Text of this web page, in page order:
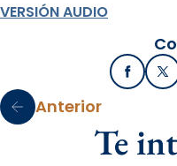
VERSIÓN AUDIO
X
Anterior
Te